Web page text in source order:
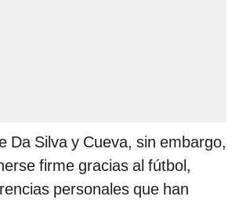
Da Silva y Cueva, sin embargo,
firme gracias al fútbol,
personales que han